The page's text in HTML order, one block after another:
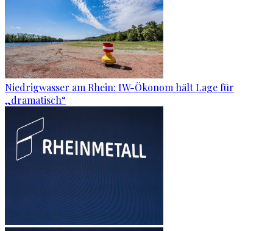
Niedrigwasser am Rhein: IW-Ökonom hält Lage für
„dramatisch“